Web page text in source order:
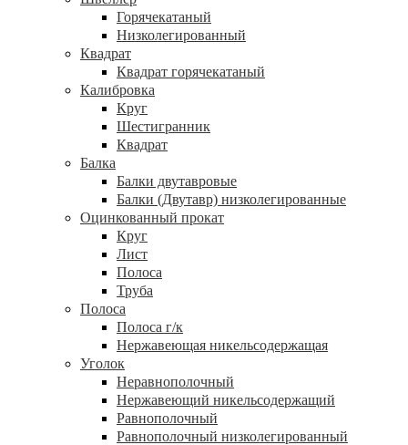
Горячекатаный
Низколегированный
Квадрат
Квадрат горячекатаный
Калибровка
Круг
Шестигранник
Квадрат
Балка
Балки двутавровые
Балки (Двутавр) низколегированные
Оцинкованный прокат
Круг
Лист
Полоса
Труба
Полоса
Полоса г/к
Нержавеющая никельсодержащая
Уголок
Неравнополочный
Нержавеющий никельсодержащий
Равнополочный
Равнополочный низколегированный